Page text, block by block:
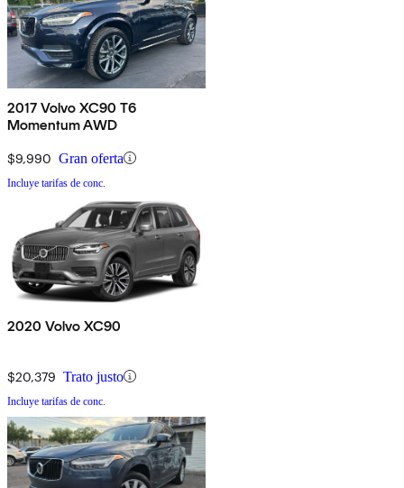
2017 Volvo XC90 T6
Momentum AWD
$9,990 Gran oferta
Incluye tarifas de conc.
2020 Volvo XC90
$20,379 Trato justo
Incluye tarifas de conc.